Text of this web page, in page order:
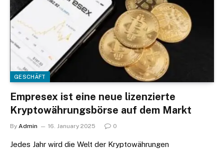
GESCHÄFT
Empresex ist eine neue lizenzierte
Kryptowährungsbörse auf dem Markt
By Admin 16. January 2025 0
Jedes Jahr wird die Welt der Kryptowährungen